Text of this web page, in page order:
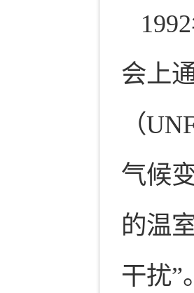
会上
（
气候
的温
干扰”